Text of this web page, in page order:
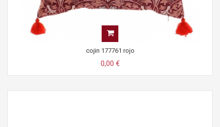
cojin 177761 rojo
0,00 €